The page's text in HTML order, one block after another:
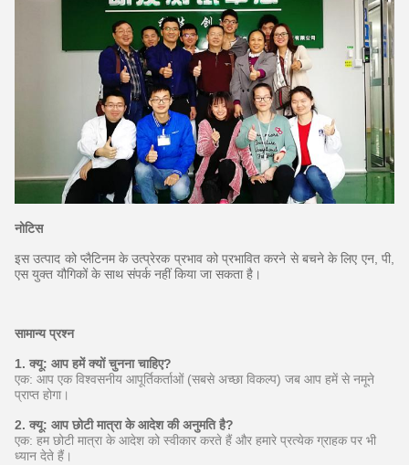
नोटिस
इस उत्पाद को प्लैटिनम के उत्प्रेरक प्रभाव को प्रभावित करने से बचने के लिए एन, पी,
एस युक्त यौगिकों के साथ संपर्क नहीं किया जा सकता है।
सामान्य प्रश्न
1. क्यू: आप हमें क्यों चुनना चाहिए?
एक: आप एक विश्वसनीय आपूर्तिकर्ताओं (सबसे अच्छा विकल्प) जब आप हमें से नमूने
प्राप्त होगा।
2. क्यू: आप छोटी मात्रा के आदेश की अनुमति है?
एक: हम छोटी मात्रा के आदेश को स्वीकार करते हैं और हमारे प्रत्येक ग्राहक पर भी
ध्यान देते हैं।